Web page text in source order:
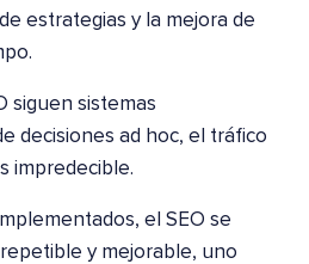
estrategias y la mejora de
siguen sistemas
decisiones ad hoc, el tráfico
impredecible.
el SEO se
y mejorable, uno